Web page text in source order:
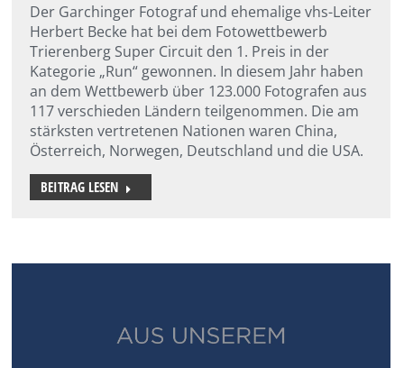
Der Garchinger Fotograf und ehemalige vhs-Leiter
Herbert Becke hat bei dem Fotowettbewerb
Trierenberg Super Circuit den 1. Preis in der
Kategorie „Run“ gewonnen. In diesem Jahr haben
an dem Wettbewerb über 123.000 Fotografen aus
117 verschieden Ländern teilgenommen. Die am
stärksten vertretenen Nationen waren China,
Österreich, Norwegen, Deutschland und die USA.
BEITRAG LESEN